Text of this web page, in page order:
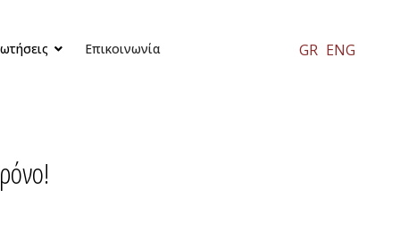
Επικοινωνία GR ENG